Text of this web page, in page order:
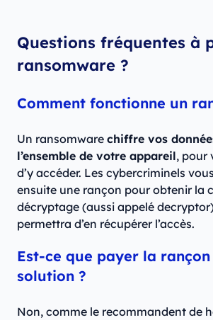
Questions fréquentes à
ransomware ?
Comment fonctionne un
Un ransomware chiffre vos
l’ensemble de votre appareil, pour
d’y accéder. Les cybercriminels
ensuite une rançon pour obtenir la
décryptage (aussi appelé
permettra d’en récupérer l’accès.
Est-ce que payer la rançon
solution ?
Non, comme le recommandent de